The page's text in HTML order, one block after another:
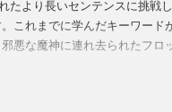
より長いセンテンスに挑戦
これまでに学んだキーワー
悪な魔神に連れ去られたフ
It Like? / Flood!